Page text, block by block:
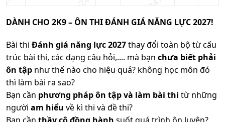
DÀNH CHO 2K9 – ÔN THI ĐÁNH GIÁ NĂNG LỰC 2027!
Bài thi Đánh giá năng lực 2027thay đổi toàn bộ từ cấu
trúc bài thi, các dạng câu hỏi,.... mà bạn chưa biết phải
ôn tập như thế nào cho hiệu quả? không học môn đó
thì làm bài ra sao?
Bạn cần phương pháp ôn tập và làm bài thi từ những
người am hiểu về kì thi và đề thi?
Bạn cần thầy cô đồng hành suốt quá trình ôn luyện?